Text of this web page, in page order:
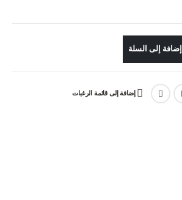
إضافة إلى السلة
إضافة إلى قائمة الرغبات